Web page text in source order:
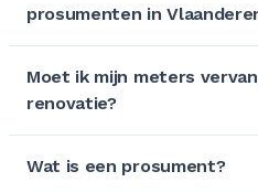
prosumenten in
Moet ik mijn meters
renovatie?
Wat is een prosument?